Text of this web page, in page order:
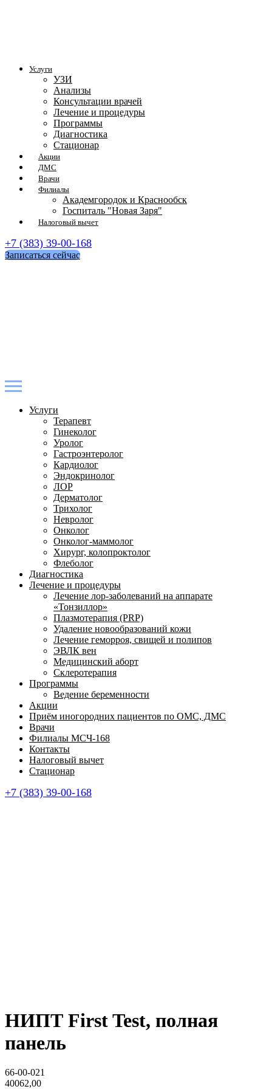
Услуги
УЗИ
Анализы
Консультации врачей
Лечение и процедуры
Программы
Диагностика
Стационар
Акции
ДМС
Врачи
Филиалы
Академгородок и Краснообск
Госпиталь "Новая Заря"
Налоговый вычет
+7 (383) 39-00-168
Записаться сейчас
Услуги
Терапевт
Гинеколог
Уролог
Гастроэнтеролог
Кардиолог
Эндокринолог
ЛОР
Дерматолог
Трихолог
Невролог
Онколог
Онколог-маммолог
Хирург, колопроктолог
Флеболог
Диагностика
Лечение и процедуры
Лечение лор-заболеваний на аппарате
«Тонзиллор»
Плазмотерапия (PRP)
Удаление новообразований кожи
Лечение геморроя, свищей и полипов
ЭВЛК вен
Медицинский аборт
Склеротерапия
Программы
Ведение беременности
Акции
Приём иногородних пациентов по ОМС, ДМС
Врачи
Филиалы МСЧ-168
Контакты
Налоговый вычет
Стационар
+7 (383) 39-00-168
НИПТ First Test, полная
панель
66-00-021
40062,00